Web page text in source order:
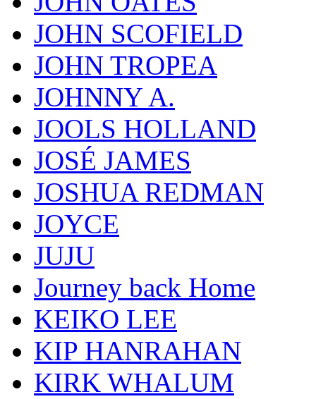
JOHN SCOFIELD
JOHN TROPEA
JOHNNY A.
JOOLS HOLLAND
JOSÉ JAMES
JOSHUA REDMAN
JOYCE
JUJU
Journey back Home
KEIKO LEE
KIP HANRAHAN
KIRK WHALUM